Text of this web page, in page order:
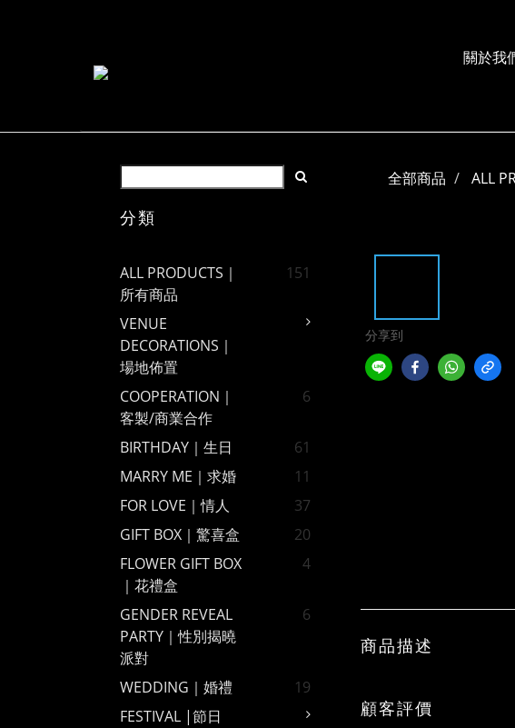
關於我
分類
ALL PRODUCTS｜
所有商品
151
VENUE
DECORATIONS｜
場地佈置
COOPERATION｜
客製/商業合作
6
BIRTHDAY｜生日
61
MARRY ME｜求婚
11
FOR LOVE｜情人
37
GIFT BOX｜驚喜盒
20
FLOWER GIFT BOX
｜花禮盒
4
GENDER REVEAL
PARTY｜性別揭曉
派對
6
WEDDING｜婚禮
19
FESTIVAL |節日
全部商品 ALL
分享到
商品描述
顧客評價